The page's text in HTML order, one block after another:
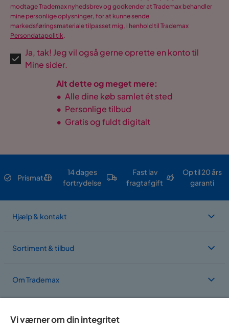
modtage Trademax nyhedsbrev og godkender at Trademax behandler
mine personlige oplysninger, for at kunne sende
markedsføringsmateriale tilpasset mig, i henhold til Trademax
Persondatapolitik.
Ja, tak! Jeg vil også gerne oprette en konto til
Mine sider.
Alt dette og meget mere:
• Alle dine køb samlet ét sted
• Personlige tilbud
• Gratis og fuldt digitalt
Prismatch
14 dages
fortrydelse
Fast lav
fragtafgift
Op til 20 års
garanti
Hjælp & kontakt
Sortiment & tilbud
Om Trademax
Vi findes i flere forskellige lande
Vi værner om din integritet